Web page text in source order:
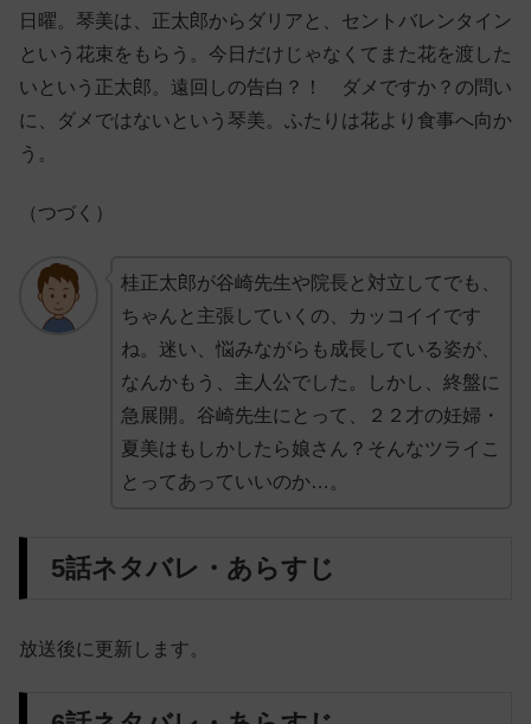
日曜。琴美は、正太郎からダリアと、セントバレンタイン
という花束をもらう。今日だけじゃなくてまた花を渡した
いという正太郎。遠回しの告白？！ ダメですか？の問い
に、ダメではないという琴美。ふたりは花より食事へ向か
う。
（つづく）
桂正太郎が谷崎先生や院長と対立してでも、
ちゃんと主張していくの、カッコイイです
ね。迷い、悩みながらも成長している姿が、
なんかもう、主人公でした。しかし、終盤に
急展開。谷崎先生にとって、２２才の妊婦・
夏美はもしかしたら娘さん？そんなツライこ
とってあっていいのか…。
5話ネタバレ・あらすじ
放送後に更新します。